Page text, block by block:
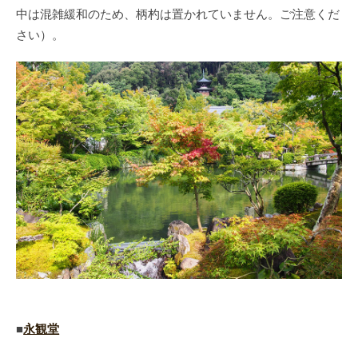
中は混雑緩和のため、柄杓は置かれていません。ご注意くだ
さい）。
■永観堂